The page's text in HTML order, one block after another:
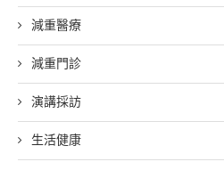
減重醫療
減重門診
演講採訪
生活健康